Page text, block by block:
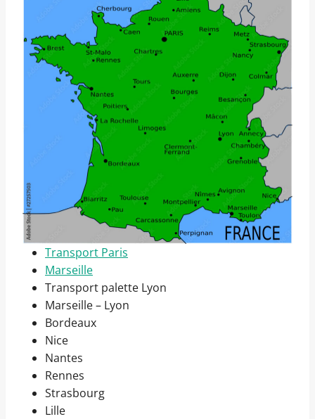
Transport Paris
Marseille
Transport palette Lyon
Marseille – Lyon
Bordeaux
Nice
Nantes
Rennes
Strasbourg
Lille